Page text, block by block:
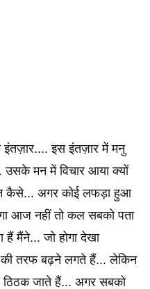
इंतज़ार.... इस इंतज़ार में मनु
मन में विचार आया क्यों
कैसे... अगर कोई लफड़ा हुआ
आज नहीं तो कल सबको पता
हैं मैंने... जो होगा देखा
तरफ बढ़ने लगते हैं... लेकिन
ठिठक जाते हैं... अगर सबको